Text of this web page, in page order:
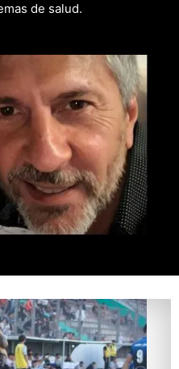
de salud.